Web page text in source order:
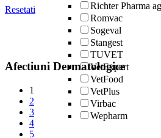
Richter Pharma ag
Romvac
Sogeval
Stangest
TUVET
VetExpert
VetFood
VetPlus
Virbac
Wepharm
Resetati
Afectiuni Dermatologice
1
2
3
4
5